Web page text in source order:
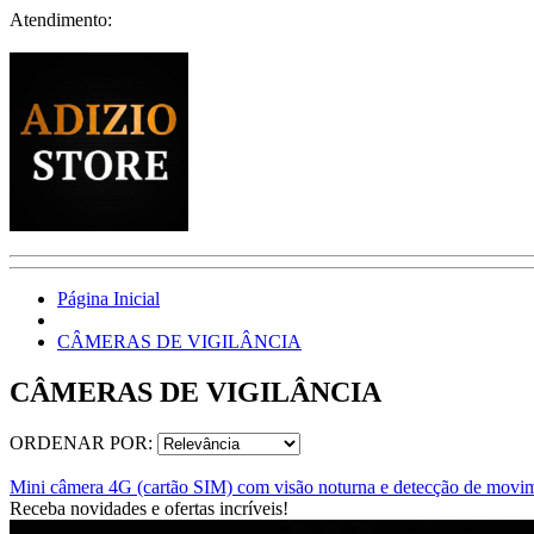
Atendimento:
Página Inicial
CÂMERAS DE VIGILÂNCIA
CÂMERAS DE VIGILÂNCIA
ORDENAR POR:
Mini câmera 4G (cartão SIM) com visão noturna e detecção de
Receba novidades e ofertas incríveis!